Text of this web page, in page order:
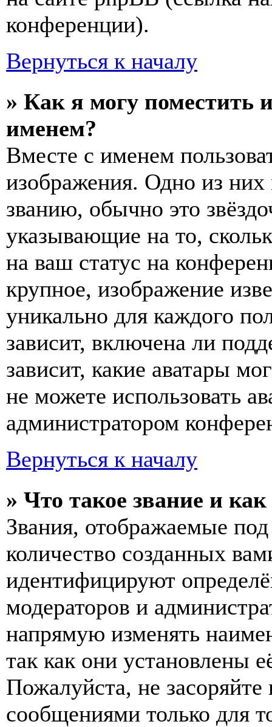
конференции).
Вернуться к началу
» Как я могу поместить
именем?
Вместе с именем
изображения. Одно из
званию, обычно это
указывающие на то,
на ваш статус на
крупное, изображение
уникально для каждого
зависит, включена ли
зависит, какие аватары
не можете использовать
администратором
Вернуться к началу
» Что такое звание и
Звания, отображаемые
количество созданных
идентифицируют
модераторов и
напрямую изменять
так как они установлены
Пожалуйста, не
сообщениями только для